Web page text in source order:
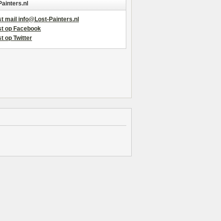
mail info@Lost-Painters.nl
op Facebook
op Twitter